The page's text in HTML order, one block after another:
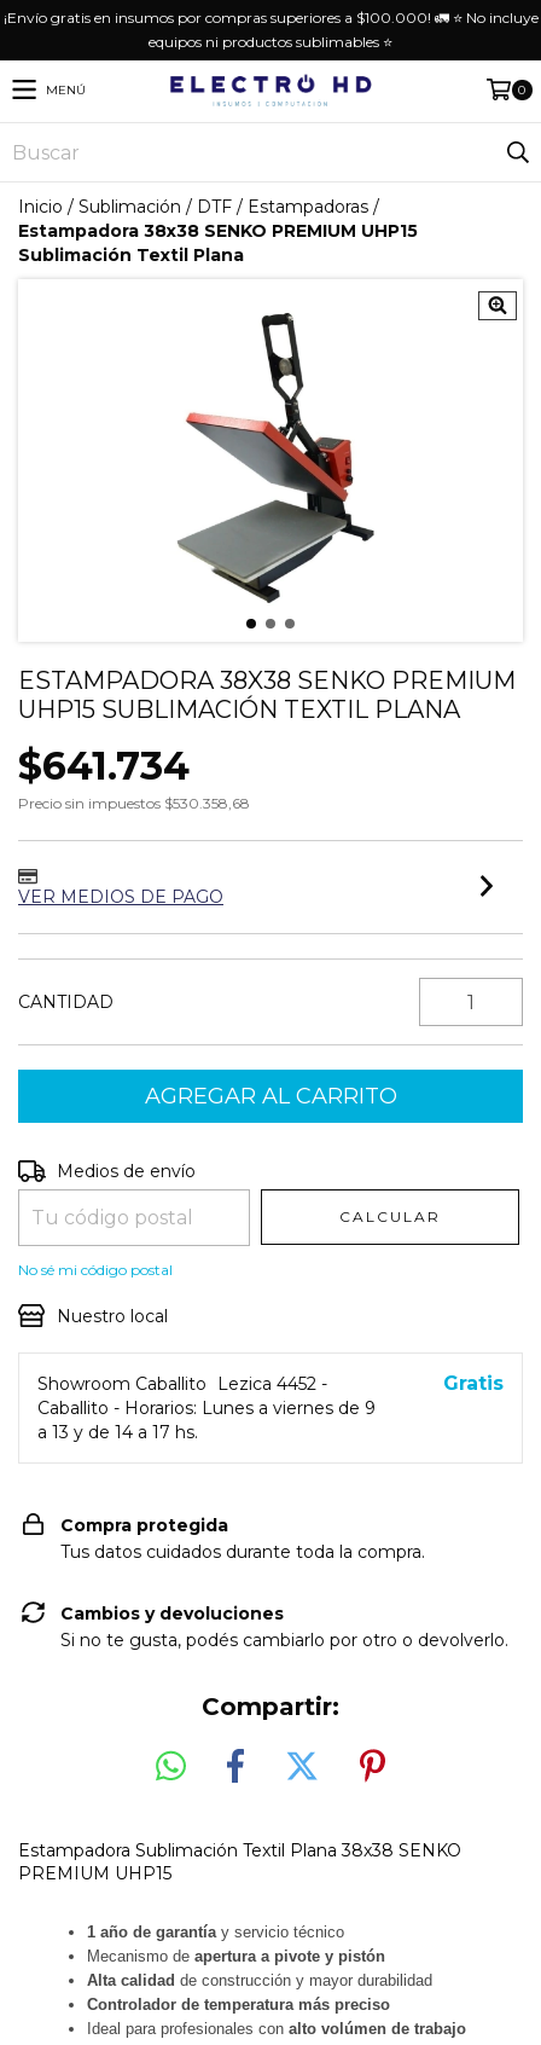
¡Envío gratis en insumos por compras superiores a $100.000! 🚛 ⭐️ No incluye
equipos ni productos sublimables ⭐️
MENÚ 0
Inicio / Sublimación / DTF / Estampadoras /
Estampadora 38x38 SENKO PREMIUM UHP15
Sublimación Textil Plana
ESTAMPADORA 38X38 SENKO PREMIUM
UHP15 SUBLIMACIÓN TEXTIL PLANA
$641.734
Precio sin impuestos $530.358,68
VER MEDIOS DE PAGO
CANTIDAD
Entregas para el CP:
Medios de envío
CALCULAR
No sé mi código postal
Nuestro local
Showroom Caballito
Lezica 4452 -
Caballito - Horarios: Lunes a viernes de 9
a 13 y de 14 a 17 hs.
Gratis
Compra protegida
Tus datos cuidados durante toda la compra.
Cambios y devoluciones
Si no te gusta, podés cambiarlo por otro o devolverlo.
Compartir:
Estampadora Sublimación Textil Plana 38x38 SENKO
PREMIUM UHP15
1 año de garantíay servicio técnico
Mecanismo de apertura a pivote y pistón
Alta calidad de construcción y mayor durabilidad
Controlador de temperatura más preciso
Ideal para profesionales con alto volúmen de trabajo